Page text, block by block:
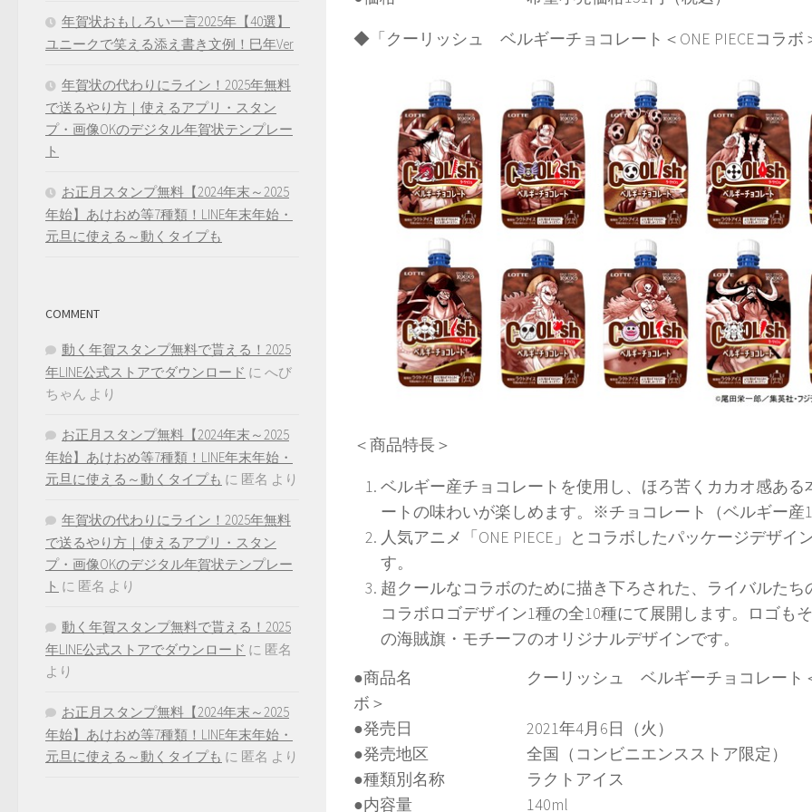
◆「クーリッシュ ベルギーチョコレート＜ONE PIECEコラボ
＜商品特長＞
ベルギー産チョコレートを使用し、ほろ苦くカカオ感ある
ートの味わいが楽しめます。※チョコレート（ベルギー産
人気アニメ「ONE PIECE」とコラボしたパッケージデザイ
す。
超クールなコラボのために描き下ろされた、ライバルたち
コラボロゴデザイン1種の全10種にて展開します。ロゴも
の海賊旗・モチーフのオリジナルデザインです。
●商品名 クーリッシュ ベルギーチョコレート＜
ボ＞
●発売日 2021年4月6日（火）
●発売地区 全国（コンビニエンスストア限定）
●種類別名称 ラクトアイス
●内容量 140ml
年賀状おもしろい一言2025年【40選】
ユニークで笑える添え書き文例！巳年Ver
年賀状の代わりにライン！2025年無料
で送るやり方｜使えるアプリ・スタン
プ・画像OKのデジタル年賀状テンプレー
ト
お正月スタンプ無料【2024年末～2025
年始】あけおめ等7種類！LINE年末年始・
元旦に使える～動くタイプも
COMMENT
動く年賀スタンプ無料で貰える！2025
年LINE公式ストアでダウンロード に へび
ちゃん より
お正月スタンプ無料【2024年末～2025
年始】あけおめ等7種類！LINE年末年始・
元旦に使える～動くタイプも に 匿名 より
年賀状の代わりにライン！2025年無料
で送るやり方｜使えるアプリ・スタン
プ・画像OKのデジタル年賀状テンプレー
ト に 匿名 より
動く年賀スタンプ無料で貰える！2025
年LINE公式ストアでダウンロード に 匿名
より
お正月スタンプ無料【2024年末～2025
年始】あけおめ等7種類！LINE年末年始・
元旦に使える～動くタイプも に 匿名 より